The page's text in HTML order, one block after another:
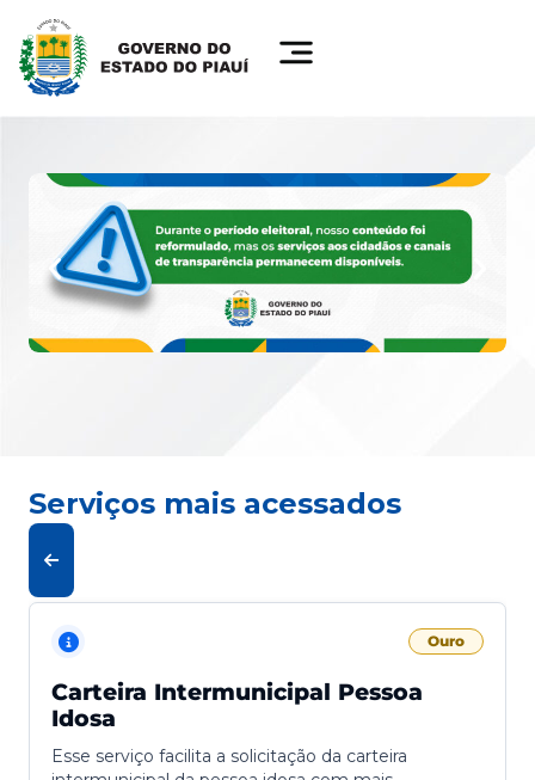
Serviços mais acessados
Ouro
Carteira Intermunicipal Pessoa
Idosa
Esse serviço facilita a solicitação da carteira